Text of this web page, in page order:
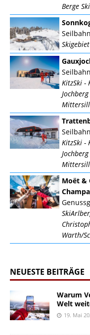
Berge
Seilbahn
Seilbahn
KitzSki -
Mittersill
Seilbahn
KitzSki -
Mittersill
Moët &
Warth/
NEUESTE BEITRÄGE
Warum
Welt
19. Mai